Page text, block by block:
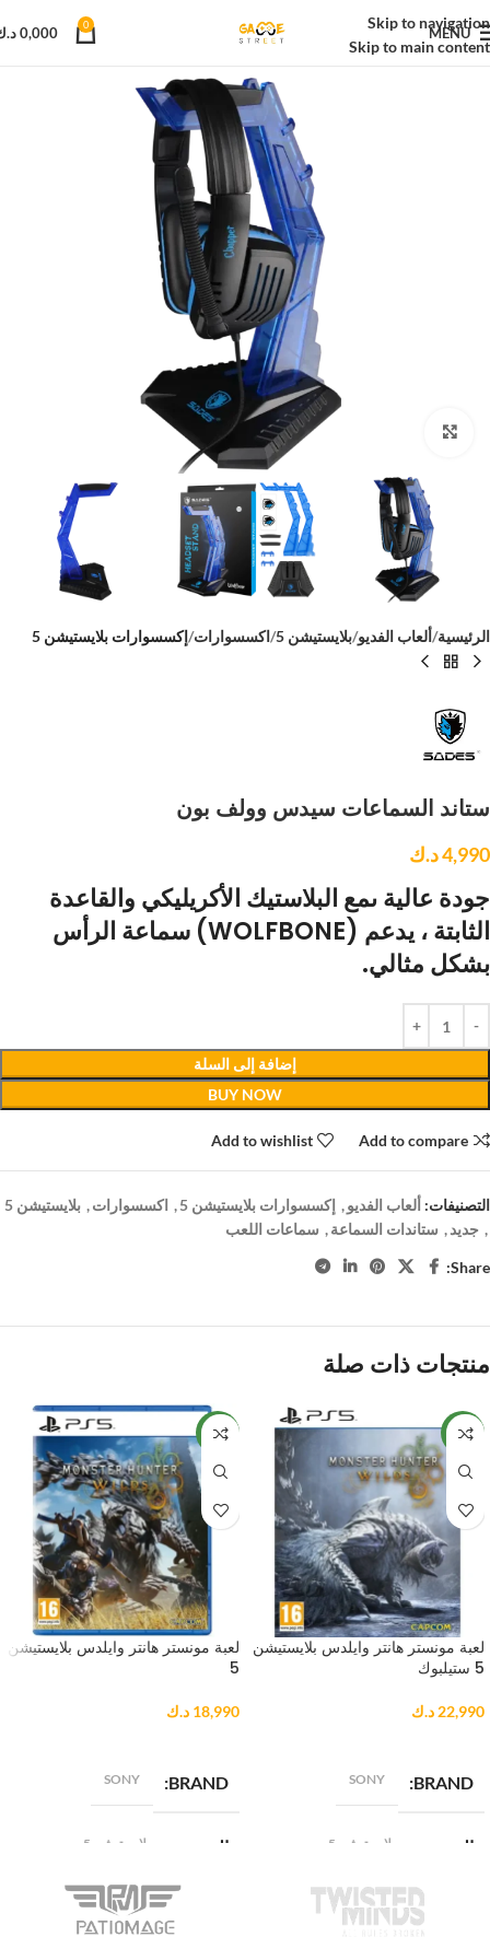
Skip to navigation
Skip to main content
MENU
0
0,000
الرئيسية ألعاب الفديو بلايستيشن 5 اكسسوارات إكسسوارات بلايستيشن 5
ستاند السماعات سيدس وولف بون
4,990د.ك
جودة عالية ىمع البلاستيك الأكريليكي والقاعدة
الثابتة ، يدعم (WOLFBONE) سماعة الرأس
بشكل مثالي.
إضافة إلى السلة
BUY NOW
Add to compare
Add to wishlist
التصنيفات: ألعاب الفديو, إكسسوارات بلايستيشن 5 , اكسسوارات, بلايستيشن 5
, جديد, ستاندات السماعة, سماعات اللعب
Share:
منتجات ذات صلة
NEW
لعبة مونستر هانتر وايلدس بلايستيشن
5 ستيلبوك
22,990 د.ك
BRAND
SONY
المنصة بلايستيشن 5
الإصدار ستيلبوك
NEW
لعبة مونستر هانتر وايلدس بلايستيشن
5
18,990 د.ك
BRAND
SONY
المنصة بلايستيشن 5
أساسي